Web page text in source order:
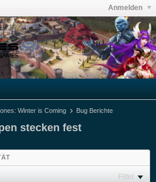
Anmelden
Winter is Coming Bug Berichte
stecken fest
Filter